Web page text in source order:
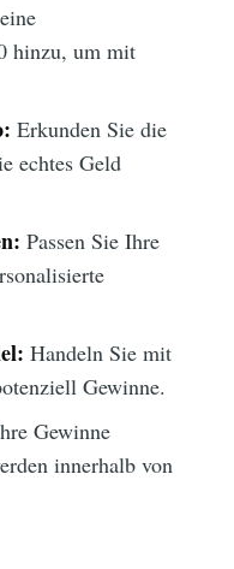
hinzu, um mit
Erkunden Sie die
echtes Geld
Passen Sie Ihre
Handeln Sie mit
Gewinne.
Gewinne
innerhalb von